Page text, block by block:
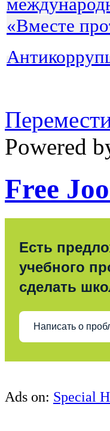
«Вместе
Powered
Free
Есть
учебного
сделать
Написать о
Ads on: Special